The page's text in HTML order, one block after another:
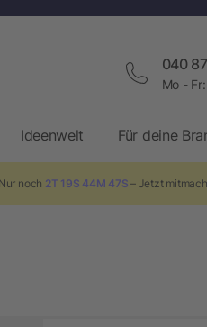
040
Mo -
Ideenwelt Für deine
noch 2T 19S 44M 46S – Jetzt